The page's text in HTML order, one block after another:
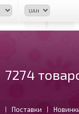
7274
| Поставки |